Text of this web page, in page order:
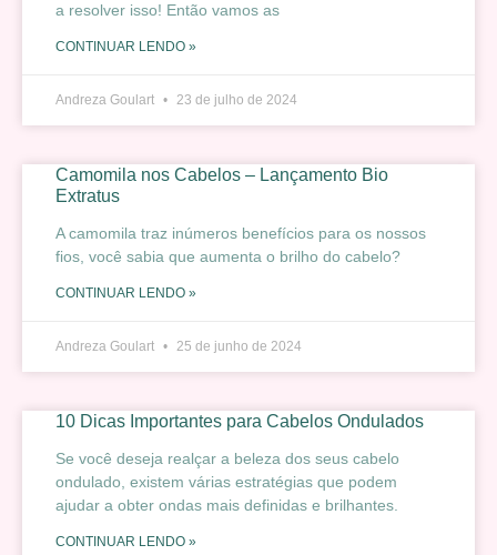
a resolver isso! Então vamos as
CONTINUAR LENDO »
Andreza Goulart 23 de julho de 2024
Camomila nos Cabelos – Lançamento Bio
Extratus
A camomila traz inúmeros benefícios para os nossos
fios, você sabia que aumenta o brilho do cabelo?
CONTINUAR LENDO »
Andreza Goulart 25 de junho de 2024
10 Dicas Importantes para Cabelos Ondulados
Se você deseja realçar a beleza dos seus cabelo
ondulado, existem várias estratégias que podem
ajudar a obter ondas mais definidas e brilhantes.
CONTINUAR LENDO »